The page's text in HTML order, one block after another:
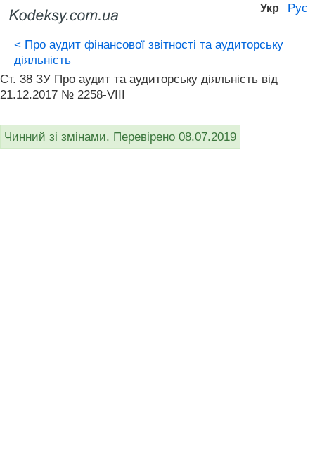
Укр Рус
< Про аудит фінансової звітності та аудиторську
діяльність
Ст. 38 ЗУ Про аудит та аудиторську діяльність від
21.12.2017 № 2258-VIII
Чинний зі змінами. Перевірено 08.07.2019